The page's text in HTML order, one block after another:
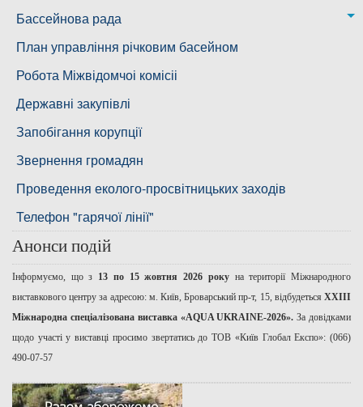
Дільниця з обслуговування насосного обладнання та
водоочисних установок
Бассейнова рада
Басейнова рада Південного Бугу
Басейнова рада нижнього Дніпра
Басейнова рада річок Причорномор'я
План управління річковим басейном
Робота Міжвідомчоі комісіі
Державні закупівлі
Запобігання корупції
Звернення громадян
Проведення еколого-просвітницьких заходів
Телефон "гарячої лінії"
Анонси подій
Інформуємо, що з 13 по 15 жовтня 2026 рокуна території Міжнародного
виставкового центру за адресою: м. Київ, Броварський пр-т, 15, відбудеться ХХІІІ
Міжнародна спеціалізована виставка «AQUA UKRAINE-2026».За довідками
щодо участі у виставці просимо звертатись до ТОВ «Київ Глобал Експо»: (066)
490-07-57